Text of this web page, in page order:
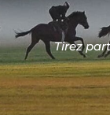
Tirez